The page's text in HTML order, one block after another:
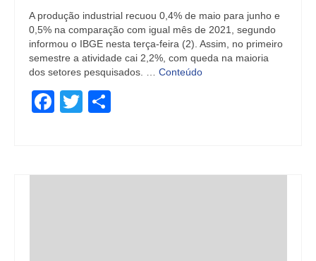
A produção industrial recuou 0,4% de maio para junho e
0,5% na comparação com igual mês de 2021, segundo
informou o IBGE nesta terça-feira (2). Assim, no primeiro
semestre a atividade cai 2,2%, com queda na maioria
dos setores pesquisados. … Conteúdo
Facebook
Twitter